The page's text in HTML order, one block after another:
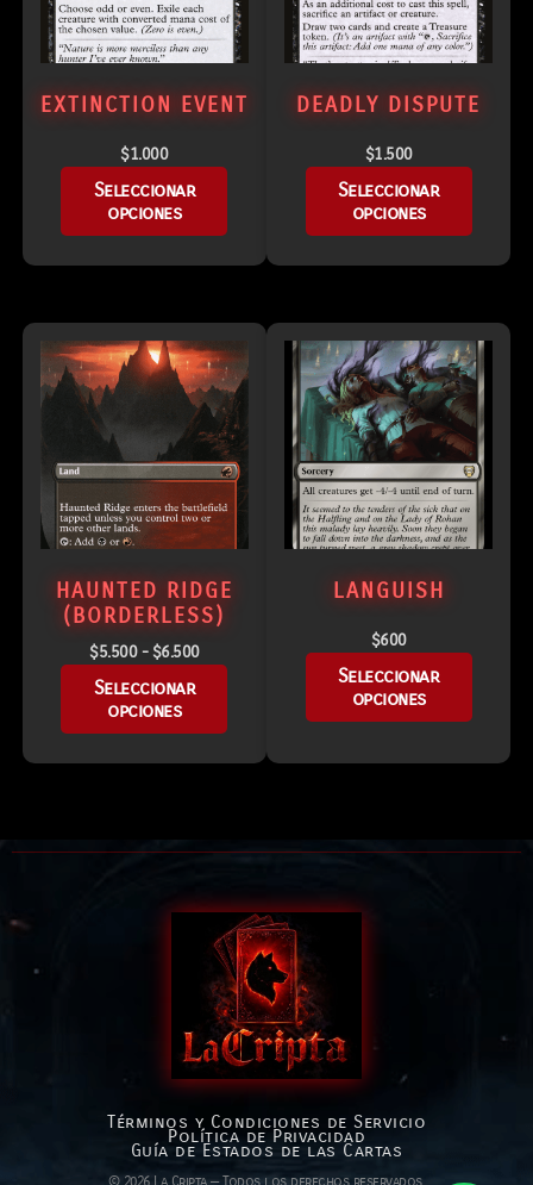
EXTINCTION EVENT
$1.000
Seleccionar
opciones
DEADLY DISPUTE
$1.500
Seleccionar
opciones
HAUNTED RIDGE
(BORDERLESS)
$5.500 - $6.500
Seleccionar
opciones
LANGUISH
$600
Seleccionar
opciones
Términos y Condiciones de Servicio
Política de Privacidad
Guía de Estados de las Cartas
© 2026 La Cripta — Todos los derechos reservados.